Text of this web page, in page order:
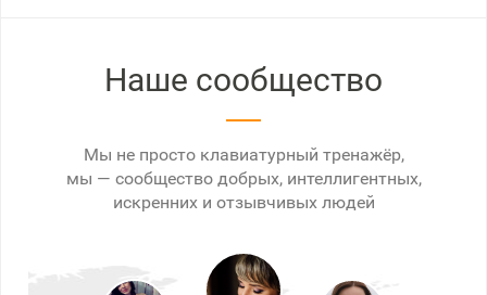
Наше сообщество
Мы не просто клавиатурный тренажёр,
мы — сообщество добрых, интеллигентных,
искренних и отзывчивых людей